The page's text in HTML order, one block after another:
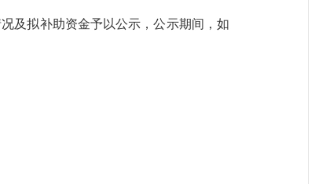
及拟补助资金予以公示，公示期间，如